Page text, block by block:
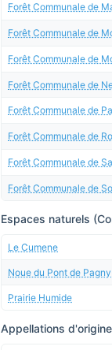
Forêt Communale de
Forêt Communale de
Forêt Communale de
Forêt Communale de
Forêt Communale de
Forêt Communale de
Forêt Communale de
Forêt Communale de
Espaces naturels
Le Cumene
Noue du Pont de Pagny
Prairie Humide
Appellations